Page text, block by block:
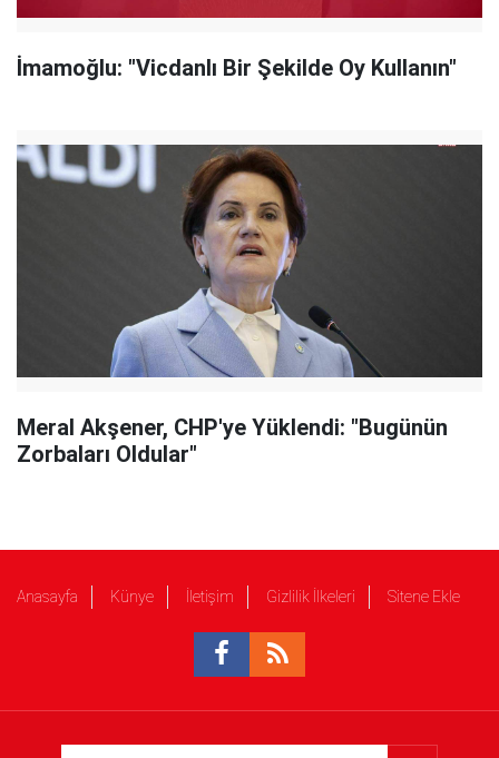
İmamoğlu: "Vicdanlı Bir Şekilde Oy Kullanın"
Meral Akşener, CHP'ye Yüklendi: "Bugünün
Zorbaları Oldular"
Anasayfa Künye İletişim Gizlilik İlkeleri Sitene Ekle